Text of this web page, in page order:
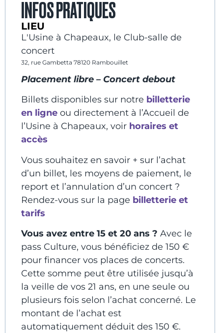
INFOS PRATIQUES
LIEU
L'Usine à Chapeaux, le Club-salle de
concert
32, rue Gambetta 78120 Rambouillet
Placement libre – Concert debout
Billets disponibles sur notre billetterie
en ligne ou directement à l’Accueil de
l’Usine à Chapeaux, voir horaires et
accès
Vous souhaitez en savoir + sur l’achat
d’un billet, les moyens de paiement, le
report et l’annulation d’un concert ?
Rendez-vous sur la page billetterie et
tarifs
Vous avez entre 15 et 20 ans ? Avec le
pass Culture, vous bénéficiez de 150 €
pour financer vos places de concerts.
Cette somme peut être utilisée jusqu’à
la veille de vos 21 ans, en une seule ou
plusieurs fois selon l’achat concerné. Le
montant de l’achat est
automatiquement déduit des 150 €.